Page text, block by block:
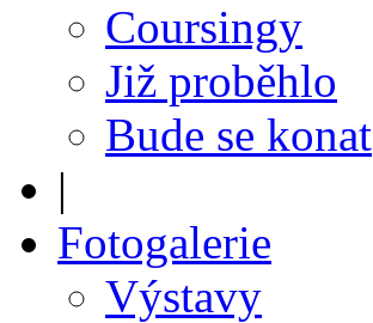
Coursingy
Již proběhlo
Bude se konat
|
Fotogalerie
Výstavy